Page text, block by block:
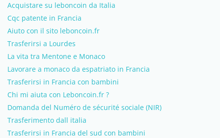
Acquistare su leboncoin da Italia
Cqc patente in Francia
Aiuto con il sito leboncoin.fr
Trasferirsi a Lourdes
La vita tra Mentone e Monaco
Lavorare a monaco da espatriato in Francia
Trasferirsi in Francia con bambini
Chi mi aiuta con Leboncoin.fr ?
Domanda del Numéro de sécurité sociale (NIR)
Trasferimento dall italia
Trasferirsi in Francia del sud con bambini